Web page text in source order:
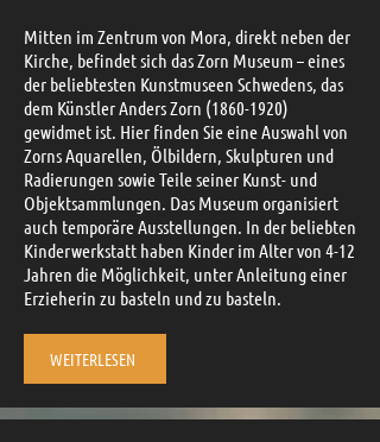
Mitten im Zentrum von Mora, direkt neben der
Kirche, befindet sich das Zorn Museum – eines
der beliebtesten Kunstmuseen Schwedens, das
dem Künstler Anders Zorn (1860-1920)
gewidmet ist. Hier finden Sie eine Auswahl von
Zorns Aquarellen, Ölbildern, Skulpturen und
Radierungen sowie Teile seiner Kunst- und
Objektsammlungen. Das Museum organisiert
auch temporäre Ausstellungen. In der beliebten
Kinderwerkstatt haben Kinder im Alter von 4-12
Jahren die Möglichkeit, unter Anleitung einer
Erzieherin zu basteln und zu basteln.
WEITERLESEN